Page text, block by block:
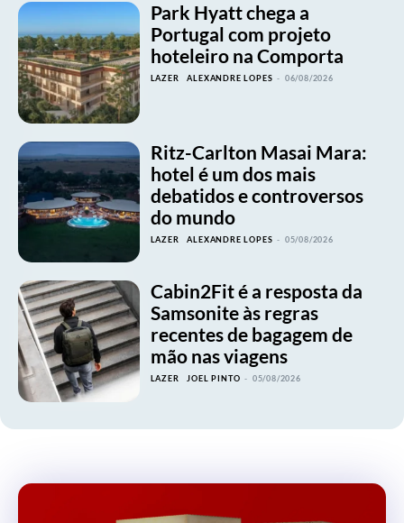
Park Hyatt chega a
Portugal com projeto
hoteleiro na Comporta
LAZER ALEXANDRE LOPES - 06/08/2026
Ritz-Carlton Masai Mara:
hotel é um dos mais
debatidos e controversos
do mundo
LAZER ALEXANDRE LOPES - 05/08/2026
Cabin2Fit é a resposta da
Samsonite às regras
recentes de bagagem de
mão nas viagens
LAZER JOEL PINTO - 05/08/2026